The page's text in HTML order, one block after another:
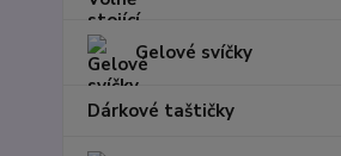
Gelové svíčky
Dárkové taštičky